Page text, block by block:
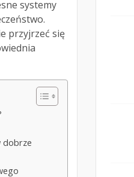
systemy
przyjrzeć się
dobrze